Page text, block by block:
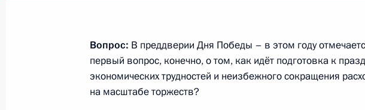
Заседание рабочей группы по мониторингу
Госсовета и его президиума
9 июня 2015 года, 15:30 Москва
Вопрос: В преддверии Дня Победы – в этом году
первый вопрос, конечно, о том, как идёт подготовка к
экономических трудностей и неизбежного сокращения
на масштабе торжеств?